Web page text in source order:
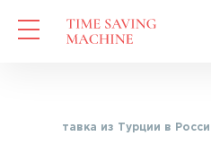
доставка из Турции в